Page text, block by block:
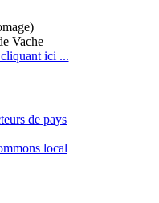
Vache
ici ...
de pays
local